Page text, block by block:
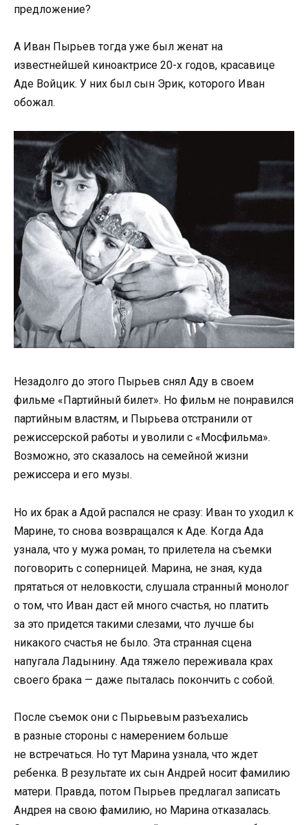
предложение?
А Иван Пырьев тогда уже был женат на
известнейшей киноактрисе 20-х годов, красавице
Аде Войцик. У них был сын Эрик, которого Иван
обожал.
Незадолго до этого Пырьев снял Аду в своем
фильме «Партийный билет». Но фильм не понравился
партийным властям, и Пырьева отстранили от
режиссерской работы и уволили с «Мосфильма».
Возможно, это сказалось на семейной жизни
режиссера и его музы.
Но их брак а Адой распался не сразу: Иван то уходил к
Марине, то снова возвращался к Аде. Когда Ада
узнала, что у мужа роман, то прилетела на съемки
поговорить с соперницей. Марина, не зная, куда
прятаться от неловкости, слушала странный монолог
о том, что Иван даст ей много счастья, но платить
за это придется такими слезами, что лучше бы
никакого счастья не было. Эта странная сцена
напугала Ладынину. Ада тяжело переживала крах
своего брака — даже пыталась покончить с собой.
После съемок они с Пырьевым разъехались
в разные стороны с намерением больше
не встречаться. Но тут Марина узнала, что ждет
ребенка. В результате их сын Андрей носит фамилию
матери. Правда, потом Пырьев предлагал записать
Андрея на свою фамилию, но Марина отказалась.